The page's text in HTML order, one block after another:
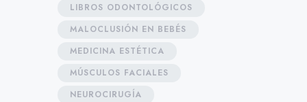
LIBROS ODONTOLÓGICOS
MALOCLUSIÓN EN BEBÉS
MEDICINA ESTÉTICA
MÚSCULOS FACIALES
NEUROCIRUGÍA